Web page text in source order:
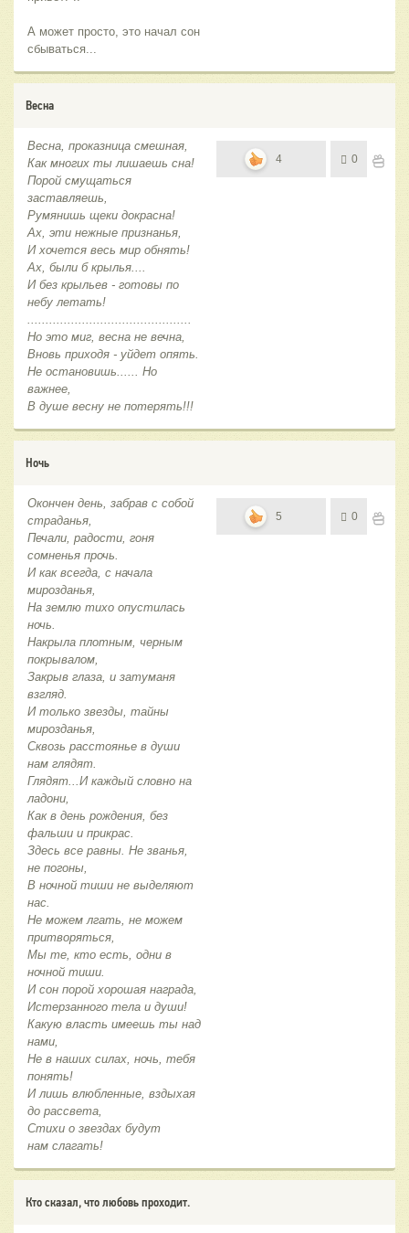
А может просто, это начал сон
сбываться...
Весна
Весна, проказница смешная,
Как многих ты лишаешь сна!
Порой смущаться
заставляешь,
Румянишь щеки докрасна!
Ах, эти нежные признанья,
И хочется весь мир обнять!
Ах, были б крылья....
И без крыльев - готовы по
небу летать!
.............................................
Но это миг, весна не вечна,
Вновь приходя - уйдет опять.
Не остановишь...... Но
важнее,
В душе весну не потерять!!!
4 0
Ночь
Окончен день, забрав с собой
страданья,
Печали, радости, гоня
сомненья прочь.
И как всегда, с начала
мирозданья,
На землю тихо опустилась
ночь.
Накрыла плотным, черным
покрывалом,
Закрыв глаза, и затуманя
взгляд.
И только звезды, тайны
мирозданья,
Сквозь расстоянье в души
нам глядят.
Глядят...И каждый словно на
ладони,
Как в день рождения, без
фальши и прикрас.
Здесь все равны. Не званья,
не погоны,
В ночной тиши не выделяют
нас.
Не можем лгать, не можем
притворяться,
Мы те, кто есть, одни в
ночной тиши.
И сон порой хорошая награда,
Истерзанного тела и души!
Какую власть имеешь ты над
нами,
Не в наших силах, ночь, тебя
понять!
И лишь влюбленные, вздыхая
до рассвета,
Стихи о звездах будут
нам слагать!
5 0
Кто сказал, что любовь проходит.